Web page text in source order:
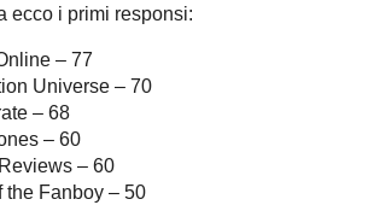
ecco i primi responsi:
– 77
Universe – 70
– 68
– 60
– 60
the Fanboy – 50